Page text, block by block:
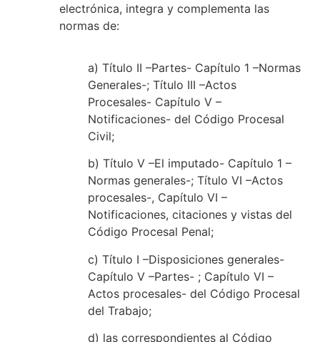
electrónica, integra y complementa las
normas de:
a) Título II –Partes- Capítulo 1 –Normas
Generales-; Título III –Actos
Procesales- Capítulo V –
Notificaciones- del Código Procesal
Civil;
b) Título V –El imputado- Capítulo 1 –
Normas generales-; Título VI –Actos
procesales-, Capítulo VI –
Notificaciones, citaciones y vistas del
Código Procesal Penal;
c) Título I –Disposiciones generales-
Capítulo V –Partes- ; Capítulo VI –
Actos procesales- del Código Procesal
del Trabajo;
d) las correspondientes al Código